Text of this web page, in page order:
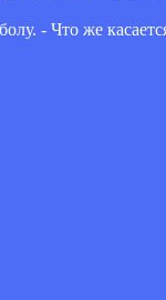
- Что же